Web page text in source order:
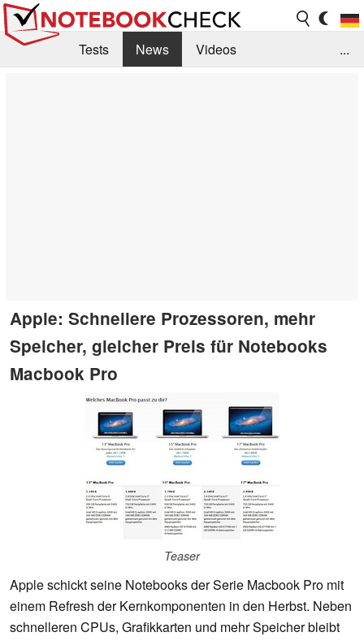
Tests News
Videos
...
Apple: Schnellere Prozessoren, mehr
Speicher, gleicher Preis für Notebooks
Macbook Pro
Teaser
Apple schickt seine Notebooks der Serie Macbook Pro mit
einem Refresh der Kernkomponenten in den Herbst. Neben
schnelleren CPUs, Grafikkarten und mehr Speicher bleibt